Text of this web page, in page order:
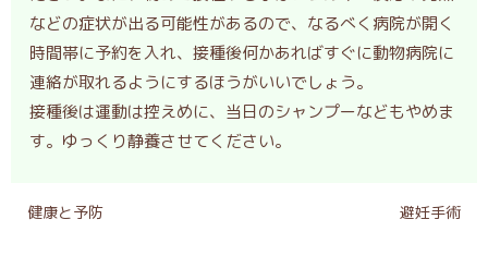
などの症状が出る可能性があるので、なるべく病院が開く
時間帯に予約を入れ、接種後何かあればすぐに動物病院に
連絡が取れるようにするほうがいいでしょう。
接種後は運動は控えめに、当日のシャンプーなどもやめま
す。ゆっくり静養させてください。
健康と予防 避妊手術